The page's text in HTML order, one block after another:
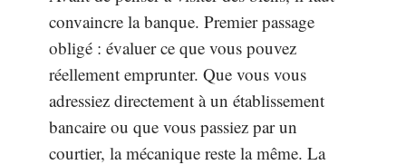
convaincre la banque. Premier passage
obligé : évaluer ce que vous pouvez
réellement emprunter. Que vous vous
adressiez directement à un établissement
bancaire ou que vous passiez par un
courtier, la mécanique reste la même. La